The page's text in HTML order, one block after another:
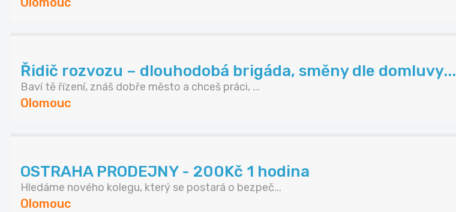
Řidič rozvozu – dlouhodobá brigáda, směny dle domluvy...
Baví tě řízení, znáš dobře město a chceš práci, ...
Olomouc
OSTRAHA PRODEJNY - 200Kč 1 hodina
Hledáme nového kolegu, který se postará o bezpeč...
Olomouc